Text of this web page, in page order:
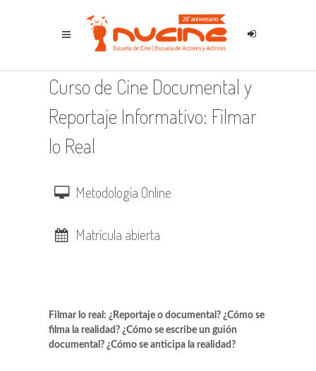
Curso de Cine Documental y
Reportaje Informativo: Filmar
lo Real
Metodología Online
Matrícula abierta
Filmar lo real: ¿Reportaje o documental? ¿Cómo se
filma la realidad? ¿Cómo se escribe un guión
documental? ¿Cómo se anticipa la realidad?